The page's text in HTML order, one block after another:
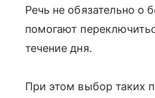
Речь не обязательно о
помогают
течение дня.
При этом выбор таких